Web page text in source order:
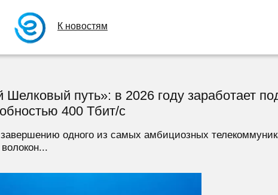
К новостям
путь»: в 2026 году заработает
400 Тбит/с
одного из самых амбициозных